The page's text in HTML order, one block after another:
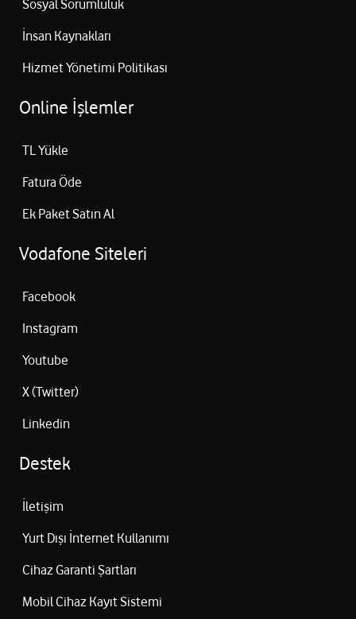
Sosyal Sorumluluk
İnsan Kaynakları
Hizmet Yönetimi Politikası
Online İşlemler
TL Yükle
Fatura Öde
Ek Paket Satın Al
Vodafone Siteleri
Facebook
Instagram
Youtube
X (Twitter)
Linkedin
Destek
İletişim
Yurt Dışı İnternet Kullanımı
Cihaz Garanti Şartları
Mobil Cihaz Kayıt Sistemi